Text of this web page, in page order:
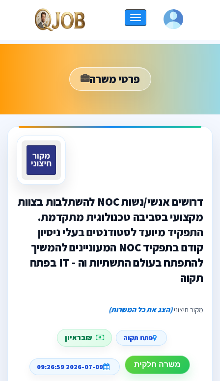
החלף
ניווט
פרטי משרה
דרושים אנשי/נשות NOC להשתלבות בצוות
מקצועי בסביבה טכנולוגית מתקדמת.
התפקיד מיועד לסטודנטים בעלי ניסיון
קודם בתפקיד NOC המעוניינים להמשיך
להתפתח בעולם התשתיות וה - IT בפתח
תקוה
מקור חיצוני(הצג את כל המשרות)
פתח תקוה ₪בראיון
משרה חלקית 2026-07-09 09:26:59